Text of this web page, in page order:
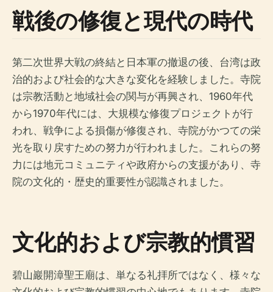
戦後の修復と現代の時代
第二次世界大戦の終結と日本軍の撤退の後、台湾は政
治的および社会的な大きな変化を経験しました。寺院
は宗教活動と地域社会の関与が再興され、1960年代
から1970年代には、大規模な修復プロジェクトが行
われ、戦争による損傷が修復され、寺院がかつての栄
光を取り戻すための努力が行われました。これらの努
力には地元コミュニティや政府からの支援があり、寺
院の文化的・歴史的重要性が認識されました。
文化的および宗教的慣習
碧山巖開漳聖王廟は、単なる礼拝所ではなく、様々な